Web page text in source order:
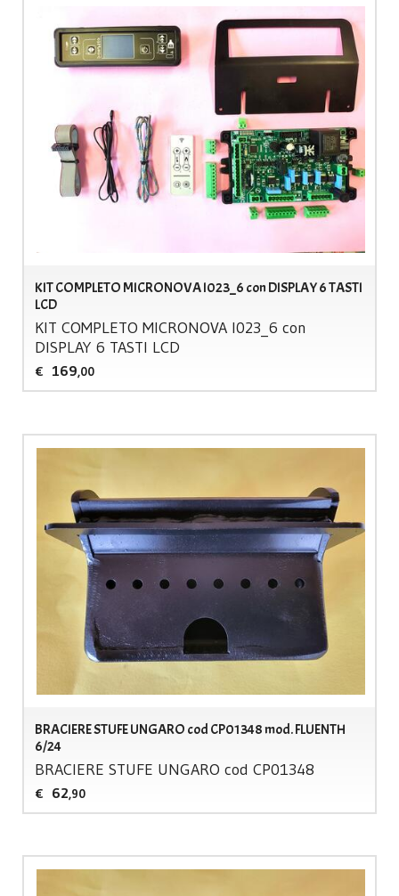
KIT COMPLETO MICRONOVA I023_6 con DISPLAY 6 TASTI
LCD
KIT COMPLETO MICRONOVAI023_6 con
DISPLAY6 TASTI LCD
€ 169,00
BRACIERE STUFE UNGARO cod CP01348 mod. FLUENTH
6/24
BRACIERE STUFE UNGARO cod CP01348
€ 62,90